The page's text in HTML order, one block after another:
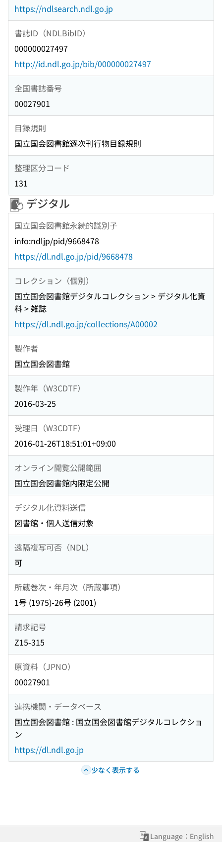
https://ndlsearch.ndl.go.jp
書誌ID（NDLBibID）
000000027497
http://id.ndl.go.jp/bib/000000027497
全国書誌番号
00027901
目録規則
国立国会図書館逐次刊行物目録規則
整理区分コード
131
デジタル
国立国会図書館永続的識別子
info:ndljp/pid/9668478
https://dl.ndl.go.jp/pid/9668478
コレクション（個別）
国立国会図書館デジタルコレクション > デジタル化資
料 > 雑誌
https://dl.ndl.go.jp/collections/A00002
製作者
国立国会図書館
製作年（W3CDTF）
2016-03-25
受理日（W3CDTF）
2016-01-26T18:51:01+09:00
オンライン閲覧公開範囲
国立国会図書館内限定公開
デジタル化資料送信
図書館・個人送信対象
遠隔複写可否（NDL）
可
所蔵巻次・年月次（所蔵事項）
1号 (1975)-26号 (2001)
請求記号
Z15-315
原資料（JPNO）
00027901
連携機関・データベース
国立国会図書館 : 国立国会図書館デジタルコレクショ
ン
https://dl.ndl.go.jp
少なく表示する
Language：English